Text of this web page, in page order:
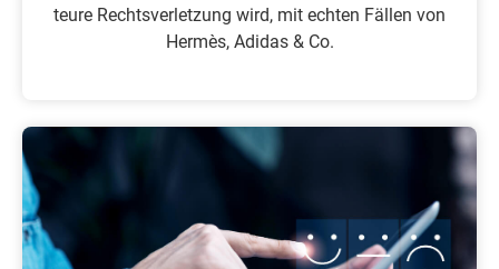
teure Rechtsverletzung wird, mit echten Fällen von
Hermès, Adidas & Co.